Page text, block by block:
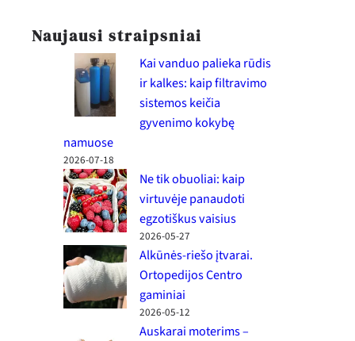
Naujausi straipsniai
Kai vanduo palieka rūdis
ir kalkes: kaip filtravimo
sistemos keičia
gyvenimo kokybę
namuose
2026-07-18
Ne tik obuoliai: kaip
virtuvėje panaudoti
egzotiškus vaisius
2026-05-27
Alkūnės-riešo įtvarai.
Ortopedijos Centro
gaminiai
2026-05-12
Auskarai moterims –